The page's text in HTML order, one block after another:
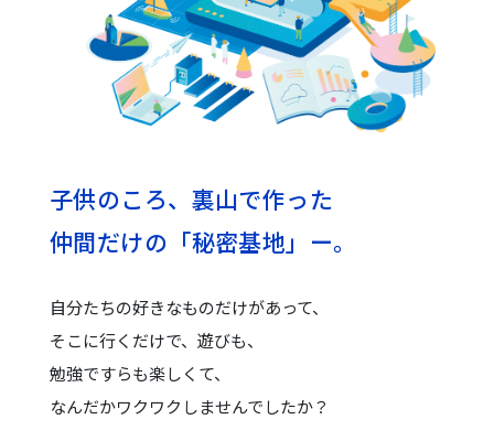
子供のころ、裏山で作った
仲間だけの「秘密基地」ー。
自分たちの好きなものだけがあって、
そこに行くだけで、遊びも、
勉強ですらも楽しくて、
なんだかワクワクしませんでしたか？